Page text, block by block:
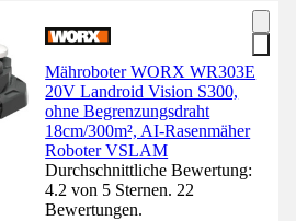
Mähroboter WORX WR303E
20V Landroid Vision S300,
ohne Begrenzungsdraht
18cm/300m², AI-Rasenmäher
Roboter VSLAM
Durchschnittliche Bewertung:
4.2 von 5 Sternen. 22
Bewertungen.